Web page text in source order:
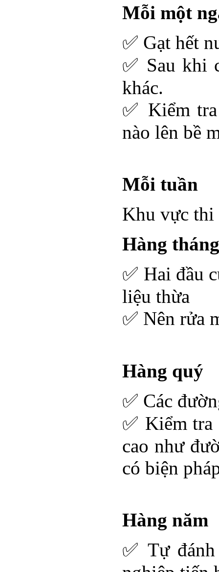
Mỗi một
✅ Gạt hết
✅ Sau khi
khác.
✅ Kiểm
nào lên bề
Mỗi tuần
Khu vực thi
Hàng tháng
✅ Hai đầu
liệu thừa
✅ Nên rửa
Hàng quý
✅ Các
✅ Kiểm tra
cao như
có biện
Hàng năm
✅ Tự